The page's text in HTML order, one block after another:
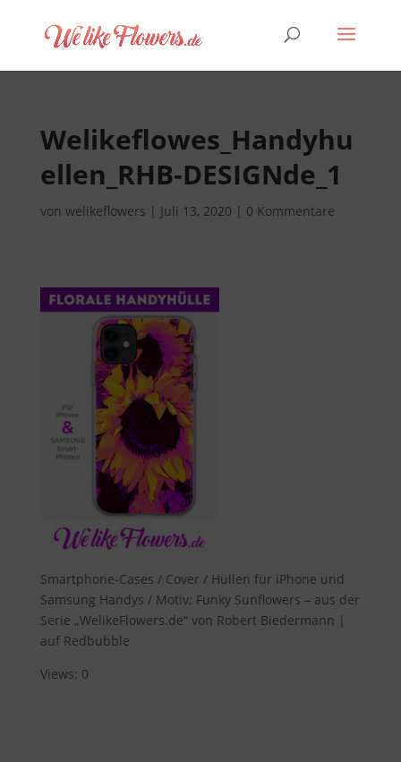
Welikeflowes_Handyhu
ellen_RHB-DESIGNde_1
von welikeflowers | Juli 13, 2020 | 0 Kommentare
Smartphone-Cases / Cover / Hüllen für iPhone und
Samsung Handys / Motiv: Funky Sunflowers – aus der
Serie „WelikeFlowers.de“ von Robert Biedermann |
auf Redbubble
Views: 0